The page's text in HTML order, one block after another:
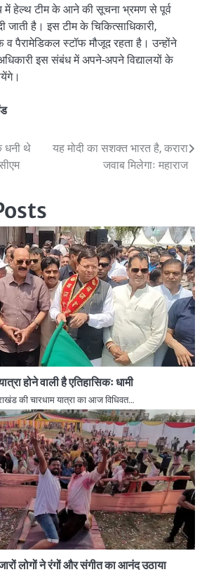
में हेल्थ टीम के आने की सूचना भ्रमण से पूर्व
जाती है। इस टीम के चिकित्साधिकारी,
व पैरामेडिकल स्टॉफ मौजूद रहता है। उन्होंने
इस संबंध में अपने-अपने विद्यालयों के
धनी थे
यह मोदी का सशक्त भारत है, करारा
जवाब मिलेगाः महाराज
होने वाली है एतिहासिकः धामी
की चारधाम यात्रा का आज विधिवत…
लोगों ने रंगों और संगीत का आनंद उठाया